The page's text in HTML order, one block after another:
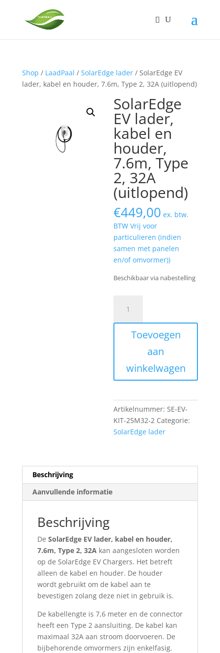
Shop / LaadPaal / SolarEdge lader/ SolarEdge EV
lader, kabel en houder, 7.6m, Type 2, 32A (uitlopend)
SolarEdge
EV lader,
kabel en
houder,
7.6m, Type
2, 32A
(uitlopend)
€449,00 ex. btw.
BTW Vrij voor
particulieren (indien
samen met panelen
en/of omvormer))
Beschikbaar via nabestelling
lader,
7.6m,
Type
32A
(uitlopend)
aantal
Toevoegen
aan
winkelwagen
Artikelnummer:SE-EV-
KIT-25M32-2 Categorie:
SolarEdge lader
Beschrijving
Aanvullende informatie
Beschrijving
De SolarEdge EV lader, kabel en houder,
7.6m, Type 2, 32Akan aangesloten worden
op de SolarEdge EV Chargers. Het betreft
alleen de kabel en houder. De houder
wordt gebruikt om de kabel aan te
bevestigen zolang deze niet in gebruik is.
De kabellengte is 7,6 meter en de connector
heeft een Type 2 aansluiting. De kabel kan
maximaal 32A aan stroom doorvoeren. De
bijbehorende omvormers zijn enkelfasig.